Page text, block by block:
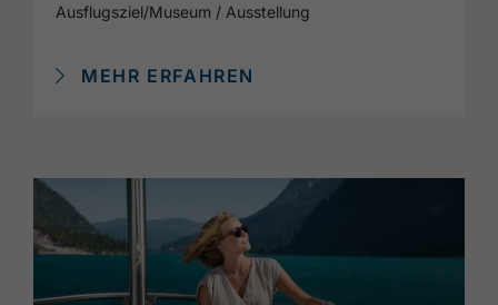
Ausflugsziel/Museum / Ausstellung
MEHR ERFAHREN